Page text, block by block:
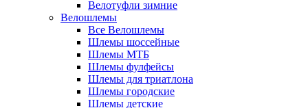
Велотуфли зимние
Велошлемы
Все Велошлемы
Шлемы шоссейные
Шлемы МТБ
Шлемы фулфейсы
Шлемы для триатлона
Шлемы городские
Шлемы детские